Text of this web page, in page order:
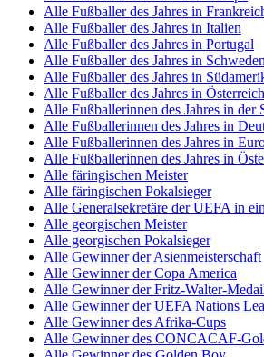
Alle Fußballer des Jahres in
Alle Fußballer des Jahres in Italien
Alle Fußballer des Jahres in Portugal
Alle Fußballer des Jahres in Schweden
Alle Fußballer des Jahres in
Alle Fußballer des Jahres in Österreich
Alle Fußballerinnen des Jahres in der
Alle Fußballerinnen des Jahres in
Alle Fußballerinnen des Jahres in
Alle Fußballerinnen des Jahres in
Alle färingischen Meister
Alle färingischen Pokalsieger
Alle Generalsekretäre der UEFA in
Alle georgischen Meister
Alle georgischen Pokalsieger
Alle Gewinner der Asienmeisterschaft
Alle Gewinner der Copa America
Alle Gewinner der Fritz-Walter-
Alle Gewinner der UEFA Nations
Alle Gewinner des Afrika-Cups
Alle Gewinner des CONCACAF-